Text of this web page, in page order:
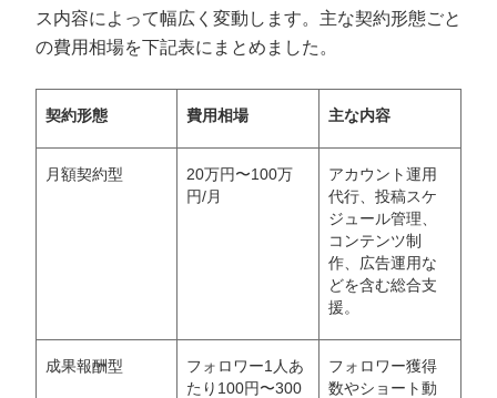
ス内容によって幅広く変動します。主な契約形態ごと
の費用相場を下記表にまとめました。
契約形態 費用相場 主な内容
月額契約型
20万円〜100万
円/月
アカウント運用
代行、投稿スケ
ジュール管理、
コンテンツ制
作、広告運用な
どを含む総合支
援。
成果報酬型
フォロワー1人あ
たり100円〜300
フォロワー獲得
数やショート動